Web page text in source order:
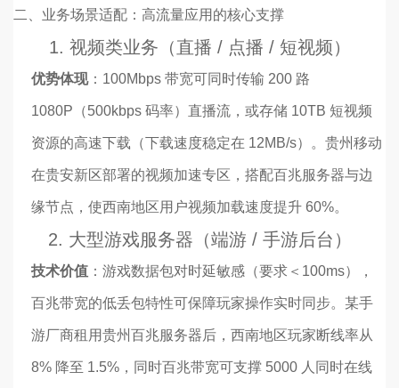
二、 业务场景适配：高流量应用的核心支撑
1. 视频类业务（直播 / 点播 / 短视频）
优势体现：100Mbps 带宽可同时传输 200 路
1080P（500kbps 码率）直播流，或存储 10TB 短视频
资源的高速下载（下载速度稳定在 12MB/s）。贵州移动
在贵安新区部署的视频加速专区，搭配百兆服务器与边
缘节点，使西南地区用户视频加载速度提升 60%。
2. 大型游戏服务器（端游 / 手游后台）
技术价值 ：游戏数据包对时延敏感（要求＜100ms），
百兆带宽的低丢包特性可保障玩家操作实时同步。某手
游厂商租用贵州百兆服务器后，西南地区玩家断线率从
8% 降至 1.5%，同时百兆带宽可支撑 5000 人同时在线